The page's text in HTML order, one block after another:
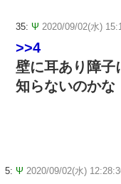
35: Ψ 2020/09/02(水)
>>4
壁に耳あり障子
知らないのかな
5: Ψ 2020/09/02(水)